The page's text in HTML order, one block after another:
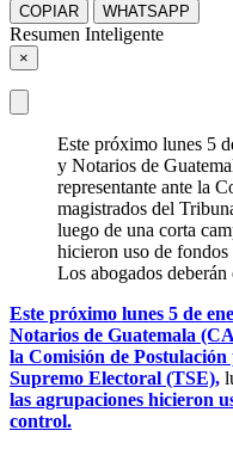
COPIAR WHATSAPP
Resumen Inteligente
×
Este próximo lunes 5
y Notarios de
representante ante la
magistrados del
luego de una corta
hicieron uso de
Los abogados
Este próximo lunes 5 de
Notarios de Guatemala
la Comisión de
Supremo Electoral (TSE),
las agrupaciones hicieron
control.